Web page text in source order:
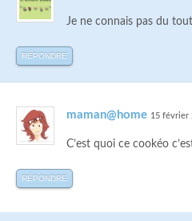
Je ne connais pas du
RÉPONDRE
maman@home 15 février
C’est quoi ce cookéo
RÉPONDRE